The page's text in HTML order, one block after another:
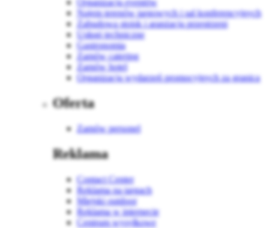
Najem terenów targowych i sal konferencyjnych
Zabudowa stoisk i aranżacja przestrzeni
Usługi techniczne
Gastronomia
Zamów catering
Zamów hotel
Organizacja wydarzeń promocyjnych za granicą
Oferta
Zamów personel
Reklama
Contact Center
Reklama na targach
Miejski outdoor
Reklama w internecie
Centrum wysyłkowe